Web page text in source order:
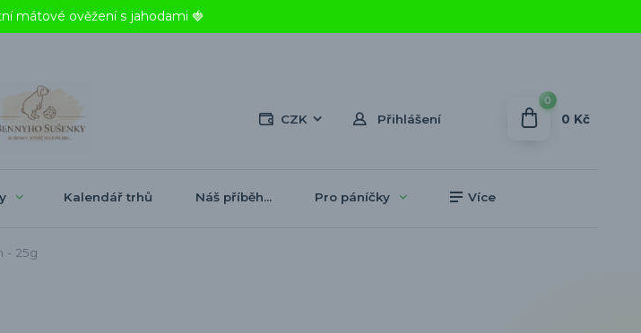
mátové ověžení s jahodami 🍓
CZK Přihlášení
0
0 Kč
Kalendář trhů Náš příběh... Pro páníčky Více
- 25g